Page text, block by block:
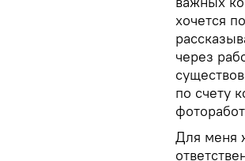
хочется
через
по счету
Для меня